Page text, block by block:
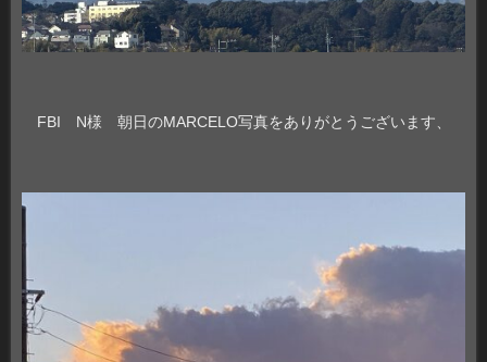
FBI N様 朝日のMARCELO写真をありがとうございます、